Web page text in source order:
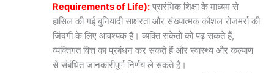
Requirements of Life): प्रारंभिक शिक्षा के माध्यम से
हासिल की गई बुनियादी साक्षरता और संख्यात्मक कौशल रोजमर्रा की
जिंदगी के लिए आवश्यक हैं। व्यक्ति संकेतों को पढ़ सकते हैं,
व्यक्तिगत वित्त का प्रबंधन कर सकते हैं और स्वास्थ्य और कल्याण
से संबंधित जानकारीपूर्ण निर्णय ले सकते हैं।